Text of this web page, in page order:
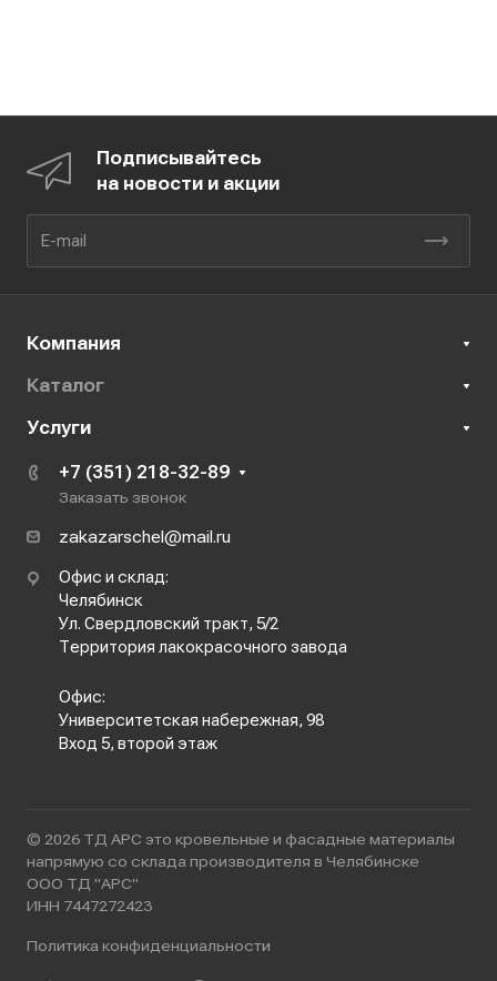
Подписывайтесь
на новости и акции
Компания
Каталог
Услуги
+7 (351) 218-32-89
Заказать звонок
zakazarschel@mail.ru
Офис и склад:
Челябинск
Ул. Свердловский тракт, 5/2
Территория лакокрасочного завода
Офис:
Университетская набережная, 98
Вход 5, второй этаж
© 2026 ТД АРС это кровельные и фасадные материалы
напрямую со склада производителя в Челябинске
ООО ТД "АРС"
ИНН 7447272423
Политика конфиденциальности